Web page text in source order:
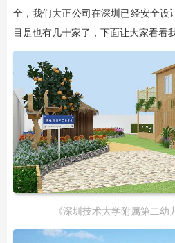
全，我们大正公司在深圳已经安全设
目是也有几十家了，下面让大家看看
《深圳技术大学附属第二